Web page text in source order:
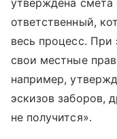
утверждена смета
ответственный,
весь процесс. При
свои местные
например,
эскизов заборов,
не получится».